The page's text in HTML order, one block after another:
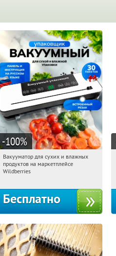
-100%
01:18:57 Получили:180
Россия
Вакууматор для сухих и влажных
продуктов на маркетплейсе
Wildberries
Бесплатно